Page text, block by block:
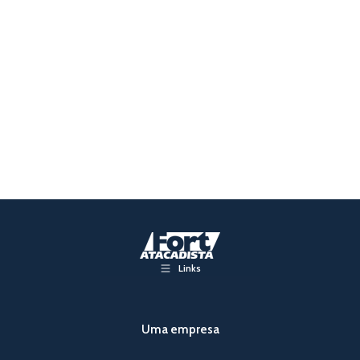
Links
Uma empresa